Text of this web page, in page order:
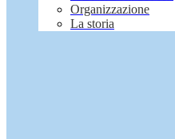
Organizzazione
La storia